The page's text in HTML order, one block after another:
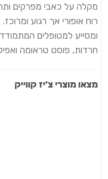
מקלה על כאבי מפרקים
רוח אופורי אך רגוע
ומסייע למטופלים
חרדות, פוסט טראומה
מצאו מוצרי צ'יז קווייק